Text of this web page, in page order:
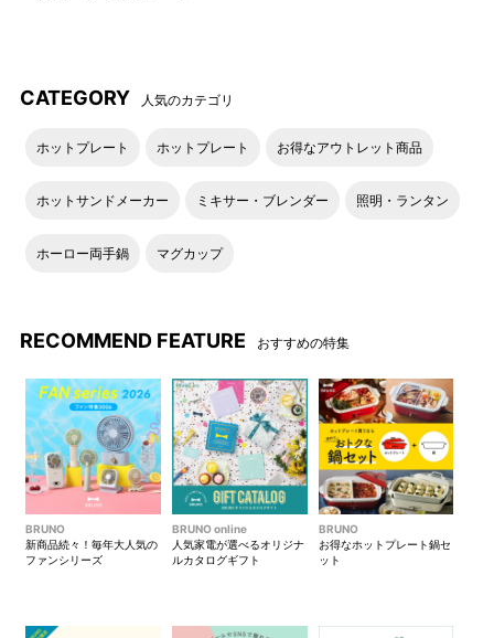
東京・大阪周辺にお住まいの方を中心に北海道から九州まで幅
全国のご自宅で受け取れるものづくり体験グッズも収録してい
CATEGORY 人気のカテゴリ
ホットプレート ホットプレート お得なアウトレット商品
ホットサンドメーカー ミキサー・ブレンダー 照明・ランタン
ホーロー両手鍋 マグカップ
RECOMMEND FEATURE おすすめの特集
BRUNO
新商品続々！毎年大人気の
ファンシリーズ
BRUNO online
人気家電が選べるオリジナ
ルカタログギフト
BRUNO
お得なホットプレート鍋セ
ット